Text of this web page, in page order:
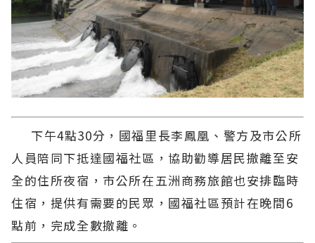
下午4點30分，國福里長李鳳凰、警方及市公所
人員陪同下抵達國福社區，協助勸導居民撤離至安
全的住所夜宿，市公所在五洲商務旅館也安排臨時
住宿，提供有需要的民眾，國福社區預計在晚間6
點前，完成全數撤離。